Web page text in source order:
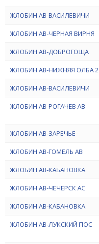
ЖЛОБИН АВ-ВАСИЛЕВИЧИ
ЖЛОБИН АВ-ЧЕРНАЯ ВИРНЯ
ЖЛОБИН АВ-ДОБРОГОЩА
ЖЛОБИН АВ-НИЖНЯЯ ОЛБА 2
ЖЛОБИН АВ-ВАСИЛЕВИЧИ
ЖЛОБИН АВ-РОГАЧЕВ АВ
ЖЛОБИН АВ-ЗАРЕЧЬЕ
ЖЛОБИН АВ-ГОМЕЛЬ АВ
ЖЛОБИН АВ-КАБАНОВКА
ЖЛОБИН АВ-ЧЕЧЕРСК АС
ЖЛОБИН АВ-КАБАНОВКА
ЖЛОБИН АВ-ЛУКСКИЙ ПОС